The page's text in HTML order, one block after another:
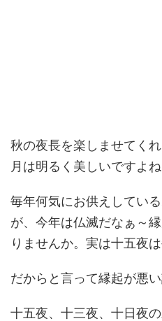
秋の夜長を楽しませてく
月は明るく美しいですよね
毎年何気にお供えしてい
が、今年は仏滅だなぁ～
りませんか。実は十五夜
だからと言って縁起が悪い
十五夜、十三夜、十日夜